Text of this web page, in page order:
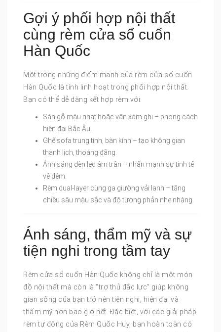
Gợi ý phối hợp nội thất
cùng rèm cửa sổ cuốn
Hàn Quốc
Một trong những điểm mạnh của rèm cửa sổ cuốn
Hàn Quốc là tính linh hoạt trong phối hợp nội thất.
Bạn có thể dễ dàng kết hợp rèm với:
Sàn gỗ màu nhạt hoặc vân xám ghi – phong cách
hiện đại Bắc Âu.
Ghế sofa trung tính, bàn kính – tạo không gian
thanh lịch, thoáng đãng.
Ánh sáng đèn led âm trần – nhấn mạnh sự tinh tế
về đêm.
Rèm dual-layer cùng ga giường vải lanh – tăng
chiều sâu màu sắc và độ tương phản nhẹ nhàng.
Ánh sáng, thẩm mỹ và sự
tiện nghi trong tầm tay
Rèm cửa sổ cuốn Hàn Quốc không chỉ là một món
đồ nội thất mà còn là “trợ thủ đắc lực” giúp không
gian sống của bạn trở nên tiện nghi, hiện đại và
thẩm mỹ hơn bao giờ hết. Đặc biệt, với các giải pháp
rèm tự động của Rèm Quốc Huy, bạn hoàn toàn có